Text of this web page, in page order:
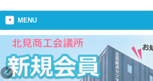
MENU